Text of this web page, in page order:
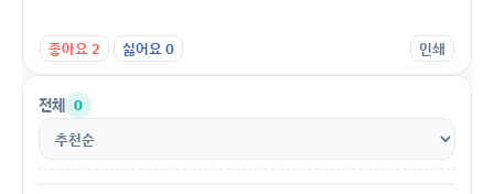
좋아요2 싫어요0 인쇄
전체 0